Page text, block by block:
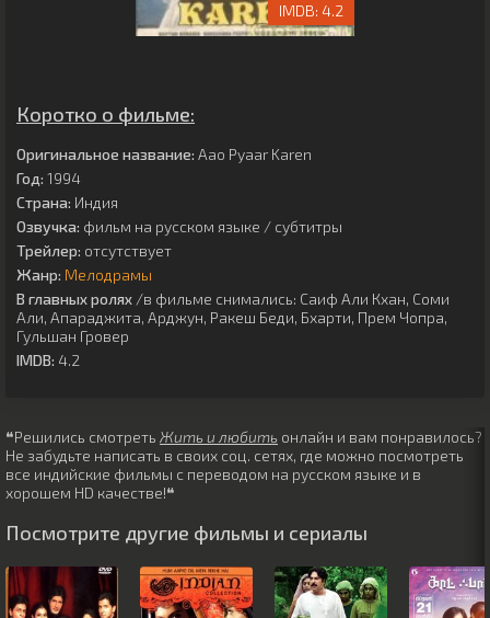
4.2
Коротко о фильме:
Оригинальное название: Aao Pyaar Karen
Год: 1994
Страна: Индия
Озвучка: фильм на русском языке / субтитры
Трейлер: отсутствует
Жанр: Мелодрамы
В главных ролях /в фильме снимались: Саиф Али Кхан, Соми
Али, Апараджита, Арджун, Ракеш Беди, Бхарти, Прем Чопра,
Гульшан Гровер
IMDB: 4.2
❝Решились смотреть Жить и любить онлайн и вам понравилось?
Не забудьте написать в своих соц. сетях, где можно посмотреть
все индийские фильмы с переводом на русском языке и в
хорошем HD качестве!❝
Посмотрите другие фильмы и сериалы